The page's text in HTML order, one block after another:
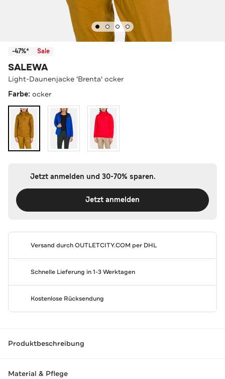
-47%* Sale
SALEWA
Light-Daunenjacke 'Brenta' ocker
Farbe: ocker
Jetzt anmelden und 30-70% sparen.
Jetzt anmelden
Versand durchOUTLETCITY.COM per DHL
Schnelle Lieferung in 1-3 Werktagen
Kostenlose Rücksendung
Produktbeschreibung
Material & Pflege